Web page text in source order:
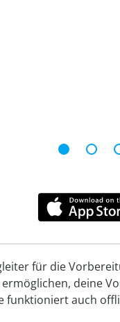
für die
deine
funktioniert auch